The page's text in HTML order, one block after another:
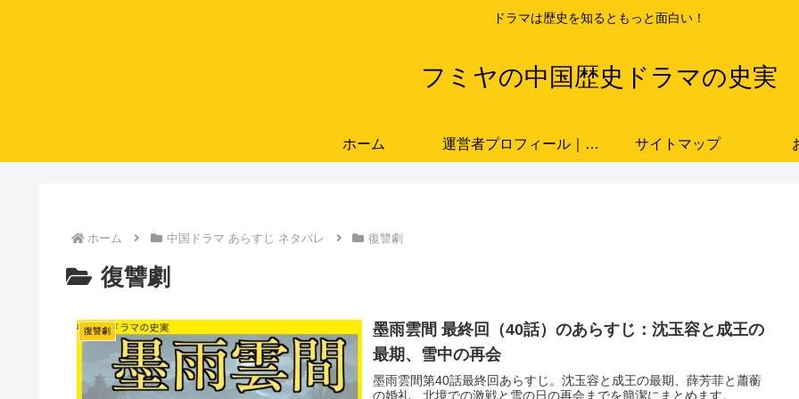
ドラマは歴史を知るともっと面白い！
フミヤの中国歴史ドラマの史実
ホーム 運営者プロフィール｜ドラマと史実をつなぐ歴史ブロガー「フミヤ」 サイトマップ
ホーム 中国ドラマ あらすじ ネタバレ 復讐劇
復讐劇
復讐劇
墨雨雲間 最終回（40話）のあらすじ：沈玉容と成王の
最期、雪中の再会
墨雨雲間第40話最終回あらすじ。沈玉容と成王の最期、薛芳菲と蕭蘅
の婚礼、北境での激戦と雪の日の再会までを簡潔にまとめます。